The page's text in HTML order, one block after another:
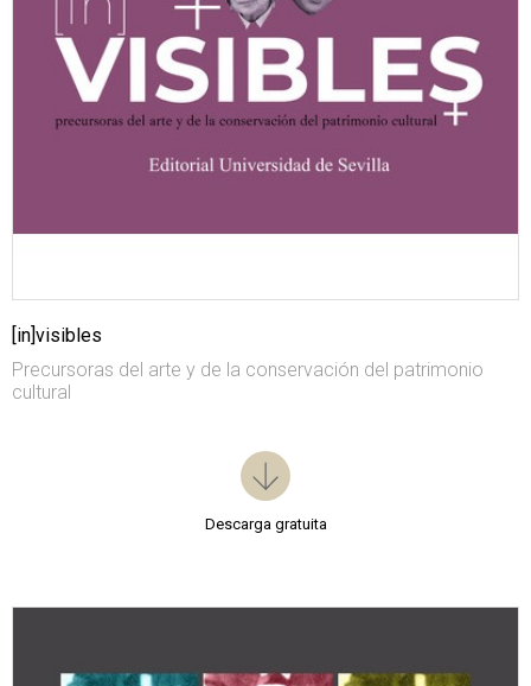
[in]visibles
Precursoras del arte y de la conservación del patrimonio
cultural
Descarga gratuita